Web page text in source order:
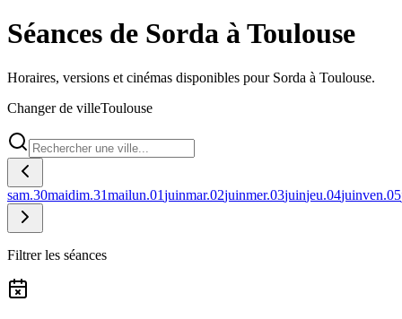
Séances de Sorda à Toulouse
Horaires, versions et cinémas disponibles pour Sorda à Toulouse.
Changer de villeToulouse
sam.30maidim.31mailun.01juinmar.02juinmer.03juinjeu.04juinven.05
Filtrer les séances